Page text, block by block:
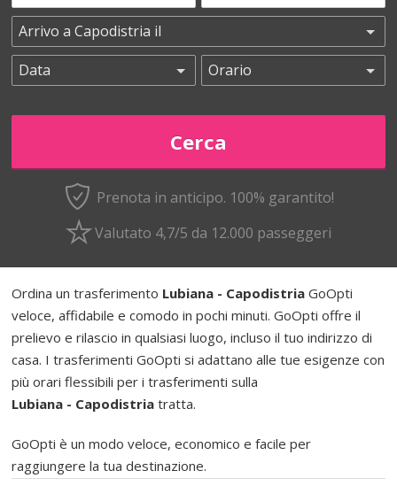
Prenota in anticipo. 100% garantito!
Valutato 4,7/5 da 12.000 passeggeri
Ordina un trasferimento Lubiana - Capodistria GoOpti
veloce, affidabile e comodo in pochi minuti. GoOpti offre il
prelievo e rilascio in qualsiasi luogo, incluso il tuo indirizzo di
casa. I trasferimenti GoOpti si adattano alle tue esigenze con
più orari flessibili per i trasferimenti sulla
Lubiana - Capodistria tratta.
GoOpti è un modo veloce, economico e facile per
raggiungere la tua destinazione.